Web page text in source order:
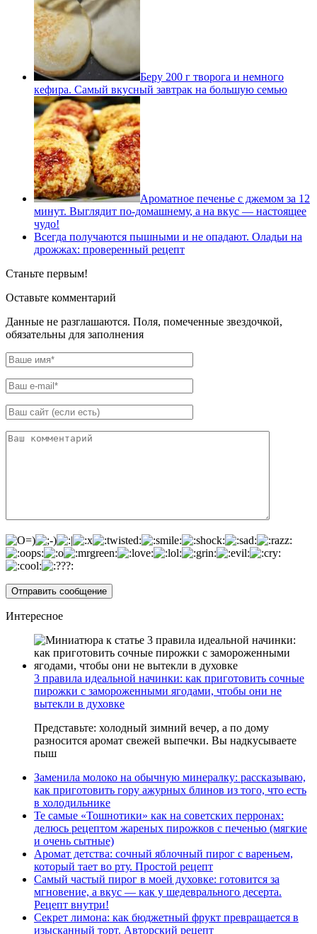
Беру 200 г творога и немного
кефира. Самый вкусный завтрак на большую семью
Ароматное печенье с джемом за 12
минут. Выглядит по-домашнему, а на вкус — настоящее
чудо!
Всегда получаются пышными и не опадают. Оладьи на
дрожжах: проверенный рецепт
Станьте первым!
Оставьте комментарий
Данные не разглашаются. Поля, помеченные звездочкой,
обязательны для заполнения
Интересное
3 правила идеальной начинки: как приготовить сочные
пирожки с замороженными ягодами, чтобы они не
вытекли в духовке
Представьте: холодный зимний вечер, а по дому
разносится аромат свежей выпечки. Вы надкусываете
пыш
Заменила молоко на обычную минералку: рассказываю,
как приготовить гору ажурных блинов из того, что есть
в холодильнике
Те самые «Тошнотики» как на советских перронах:
делюсь рецептом жареных пирожков с печенью (мягкие
и очень сытные)
Аромат детства: сочный яблочный пирог с вареньем,
который тает во рту. Простой рецепт
Самый частый пирог в моей духовке: готовится за
мгновение, а вкус — как у шедеврального десерта.
Рецепт внутри!
Секрет лимона: как бюджетный фрукт превращается в
изысканный торт. Авторский рецепт